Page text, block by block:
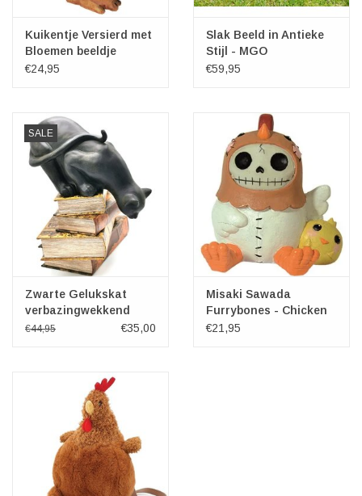
Kuikentje Versierd met
Bloemen beeldje
€24,95
Slak Beeld in Antieke
Stijl - MGO
€59,95
SALE
Zwarte Gelukskat
verbazingwekkend
beeldje
€44,95 €35,00
Misaki Sawada
Furrybones - Chicken
€21,95